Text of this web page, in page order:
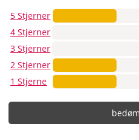
5 Stjerner
4 Stjerner
3 Stjerner
2 Stjerner
1 Stjerne